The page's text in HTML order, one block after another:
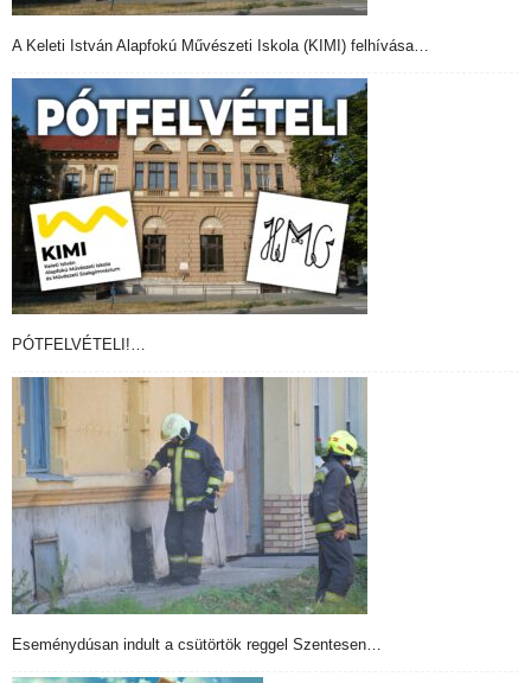
A Keleti István Alapfokú Művészeti Iskola (KIMI) felhívása…
PÓTFELVÉTELI!…
Eseménydúsan indult a csütörtök reggel Szentesen…